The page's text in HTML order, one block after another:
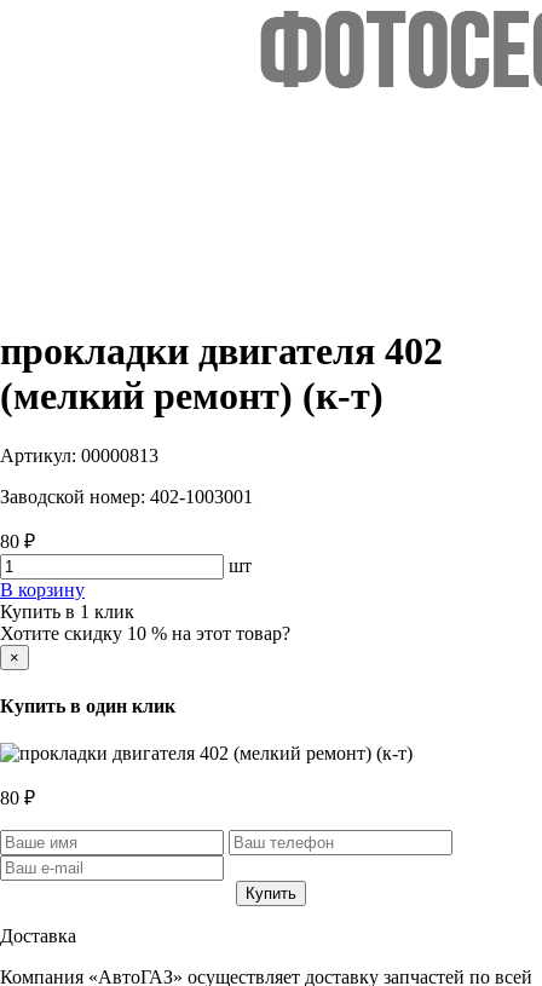
прокладки двигателя 402
(мелкий ремонт) (к-т)
Артикул: 00000813
Заводской номер: 402-1003001
80 ₽
шт
В корзину
Купить в 1 клик
Хотите скидку 10 % на этот товар?
×
Купить в один клик
80 ₽
Доставка
Компания «АвтоГАЗ» осуществляет доставку запчастей по всей